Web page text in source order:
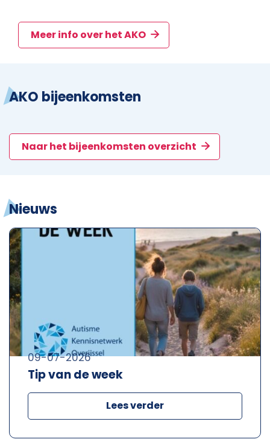
Meer info over het AKO
AKO bijeenkomsten
Naar het bijeenkomsten overzicht
Nieuws
Tip van de week
09-07-2026
Lees verder